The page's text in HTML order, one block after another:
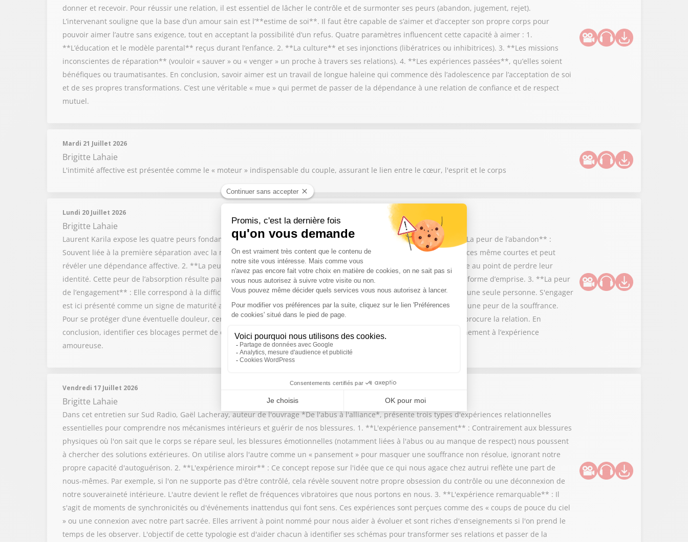
donner et recevoir. Pour réussir une relation, il est essentiel de lâcher le contrôle et de surmonter ses peurs (abandon, jugement, rejet).
L’intervenant souligne que la base d’un amour sain est l’**estime de soi**. Il faut être capable de s’aimer et d’accepter son propre corps pour
pouvoir aimer l’autre sans exigence, tout en acceptant la possibilité d’un refus. Quatre paramètres influencent cette capacité à aimer : 1.
**L’éducation et le modèle parental** reçus durant l’enfance. 2. **La culture** et ses injonctions (libératrices ou inhibitrices). 3. **Les missions
inconscientes de réparation** (vouloir « sauver » ou « venger » un proche à travers ses relations). 4. **Les expériences passées**, qu’elles soient
bénéfiques ou traumatisantes. En conclusion, savoir aimer est un travail de longue haleine qui commence dès l’adolescence par l’acceptation de soi
et de ses propres transformations. C’est une véritable « mue » qui permet de passer de la dépendance à une relation de confiance et de respect
mutuel.
Mardi 21 Juillet 2026
Brigitte Lahaie
L'intimité affective est présentée comme le « moteur » indispensable du couple, assurant le lien entre le cœur, l'esprit et le corps
Lundi 20 Juillet 2026
Brigitte Lahaie
Laurent Karila expose les quatre peurs fondamentales qui entravent l’engagement et les relations amoureuses : 1. **La peur de l’abandon** :
Souvent liée à la première séparation avec la mère, elle se manifeste par une angoisse disproportionnée lors d’absences même courtes et peut
révéler une dépendance affective. 2. **La peur de la fusion** : À l’opposé, certains craignent d’être envahis par l’autre au point de perdre leur
identité. Cette peur de l’absorption résulte parfois d’une enfance marquée par des parents trop envahissants ou une forme d’emprise. 3. **La peur
de l’engagement** : Elle correspond à la difficulté de renoncer aux autres partenaires potentiels pour se consacrer à une seule personne. S'engager
est ici présenté comme un signe de maturité adulte. 4. **La peur de l’amour** : Plus subtile, elle est essentiellement une peur de la souffrance.
Pour se protéger d’une éventuelle douleur, certains refusent d'aimer, quitte à se priver de la joie et du bonheur que procure la relation. En
conclusion, identifier ces blocages permet de choisir entre vivre une existence protégée mais limitée, ou s’ouvrir pleinement à l’expérience
amoureuse.
Vendredi 17 Juillet 2026
Brigitte Lahaie
Dans cet entretien sur Sud Radio, Gaël Lacheray, auteur de l'ouvrage *De l'abus à l'alliance*, présente trois types d'expériences relationnelles
essentielles pour comprendre nos mécanismes intérieurs et guérir de nos blessures. 1. **L'expérience pansement** : Contrairement aux blessures
physiques où l'on sait que le corps se répare seul, les blessures émotionnelles (notamment liées à l'abus ou au manque de respect) nous poussent
à chercher des solutions extérieures. On utilise alors l'autre comme un « pansement » pour masquer une souffrance non résolue, ignorant notre
propre capacité d'autoguérison. 2. **L'expérience miroir** : Ce concept repose sur l'idée que ce qui nous agace chez autrui reflète une part de
nous-mêmes. Par exemple, si l'on ne supporte pas d'être contrôlé, cela révèle souvent notre propre obsession du contrôle ou une déconnexion de
notre souveraineté intérieure. L'autre devient le reflet de fréquences vibratoires que nous portons en nous. 3. **L'expérience remarquable** : Il
s'agit de moments de synchronicités ou d'événements inattendus qui font sens. Ces expériences sont perçues comme des « coups de pouce du ciel
» ou une connexion avec notre part sacrée. Elles arrivent à point nommé pour nous aider à évoluer et sont riches d'enseignements si l'on prend le
temps de les observer. L'objectif de cette typologie est d'aider chacun à identifier ses schémas pour transformer ses relations et passer de la